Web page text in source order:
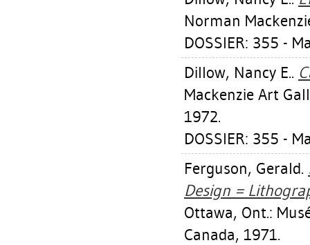
Norman
DOSSIER: 355 -
Dillow, Nancy E..
Mackenzie Art
1972.
DOSSIER: 355 -
Ferguson, Gerald.
Design =
Ottawa, Ont.:
Canada, 1971.